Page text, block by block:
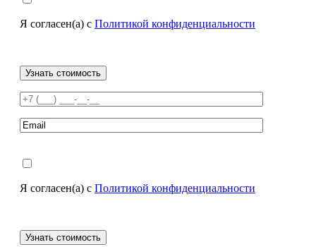
Я согласен(а) с Политикой конфиденциальности
Я согласен(а) с Политикой конфиденциальности